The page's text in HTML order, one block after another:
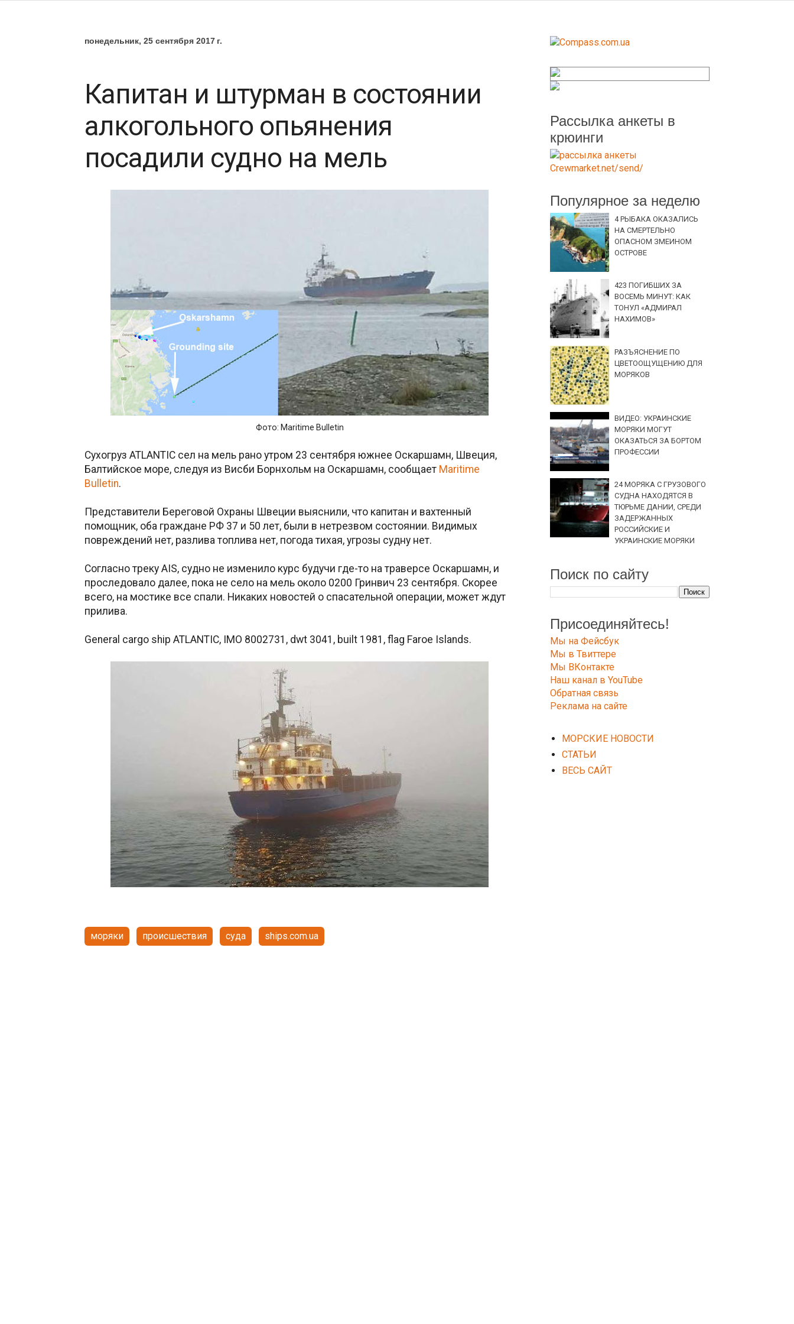
понедельник, 25 сентября 2017 г.
Капитан и штурман в состоянии
алкогольного опьянения
посадили судно на мель
Фото: Maritime Bulletin
Сухогруз ATLANTIC сел на мель рано утром 23 сентября южнее Оскаршамн, Швеция,
Балтийское море, следуя из Висби Борнхольм на Оскаршамн, сообщает Maritime
Bulletin.
Представители Береговой Охраны Швеции выяснили, что капитан и вахтенный
помощник, оба граждане РФ 37 и 50 лет, были в нетрезвом состоянии. Видимых
повреждений нет, разлива топлива нет, погода тихая, угрозы судну нет.
Согласно треку AIS, судно не изменило курс будучи где-то на траверсе Оскаршамн, и
проследовало далее, пока не село на мель около 0200 Гринвич 23 сентября. Скорее
всего, на мостике все спали. Никаких новостей о спасательной операции, может ждут
прилива.
General cargo ship ATLANTIC, IMO 8002731, dwt 3041, built 1981, flag Faroe Islands.
моряки происшествия суда ships.com.ua
Рассылка анкеты в
крюинги
Популярное за неделю
4 РЫБАКА ОКАЗАЛИСЬ
НА СМЕРТЕЛЬНО
ОПАСНОМ ЗМЕИНОМ
ОСТРОВЕ
423 ПОГИБШИХ ЗА
ВОСЕМЬ МИНУТ: КАК
ТОНУЛ «АДМИРАЛ
НАХИМОВ»
РАЗЪЯСНЕНИЕ ПО
ЦВЕТООЩУЩЕНИЮ ДЛЯ
МОРЯКОВ
ВИДЕО: УКРАИНСКИЕ
МОРЯКИ МОГУТ
ОКАЗАТЬСЯ ЗА БОРТОМ
ПРОФЕССИИ
24 МОРЯКА С ГРУЗОВОГО
СУДНА НАХОДЯТСЯ В
ТЮРЬМЕ ДАНИИ, СРЕДИ
ЗАДЕРЖАННЫХ
РОССИЙСКИЕ И
УКРАИНСКИЕ МОРЯКИ
Поиск по сайту
Присоединяйтесь!
Мы на Фейсбук
Мы в Твиттере
Мы ВКонтакте
Наш канал в YouTube
Обратная связь
Реклама на сайте
МОРСКИЕ НОВОСТИ
СТАТЬИ
ВЕСЬ САЙТ